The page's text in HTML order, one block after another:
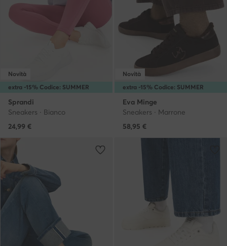
extra -15% Codice: SUMMER
Novità
Sprandi
Sneakers · Bianco
24,99 €
extra -15% Codice: SUMMER
Novità
Eva Minge
Sneakers · Marrone
58,95 €